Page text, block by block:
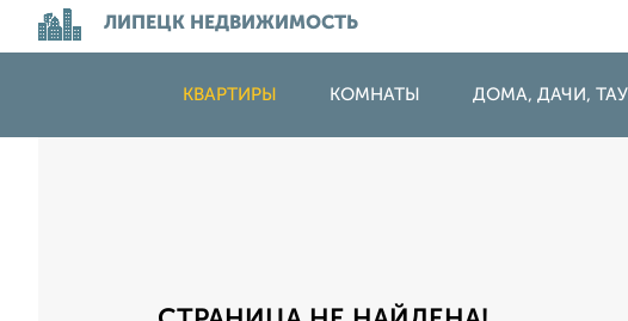
ЛИПЕЦК НЕДВИЖИМОСТЬ
КВАРТИРЫ КОМНАТЫ ДОМА, ДАЧИ,